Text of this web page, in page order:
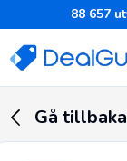
88 657
Gå